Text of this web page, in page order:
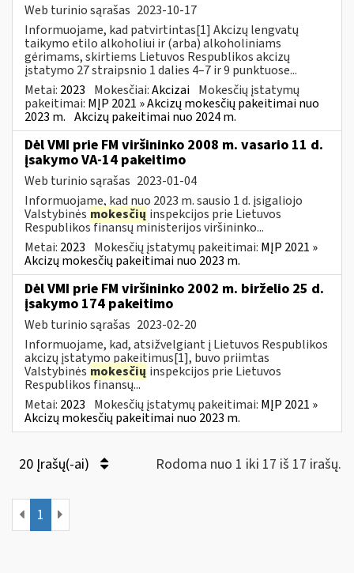
Web turinio sąrašas 2023-10-17
Informuojame, kad patvirtintas[1] Akcizų lengvatų
taikymo etilo alkoholiui ir (arba) alkoholiniams
gėrimams, skirtiems Lietuvos Respublikos akcizų
įstatymo 27 straipsnio 1 dalies 4–7 ir 9 punktuose...
Metai: 2023 Mokesčiai:Akcizai Mokesčių įstatymų
pakeitimai: MĮP 2021 » Akcizų mokesčių pakeitimai nuo
2023 m. Akcizų pakeitimai nuo 2024 m.
Dėl VMI prie FM viršininko 2008 m. vasario 11 d.
įsakymo VA-14 pakeitimo
Web turinio sąrašas 2023-01-04
Informuojame, kad nuo 2023 m. sausio 1 d. įsigaliojo
Valstybinės mokesčių inspekcijos prie Lietuvos
Respublikos finansų ministerijos viršininko...
Metai: 2023 Mokesčių įstatymų pakeitimai: MĮP 2021 »
Akcizų mokesčių pakeitimai nuo 2023 m.
Dėl VMI prie FM viršininko 2002 m. birželio 25 d.
įsakymo 174 pakeitimo
Web turinio sąrašas 2023-02-20
Informuojame, kad, atsižvelgiant į Lietuvos Respublikos
akcizų įstatymo pakeitimus[1], buvo priimtas
Valstybinės mokesčių inspekcijos prie Lietuvos
Respublikos finansų...
Metai: 2023 Mokesčių įstatymų pakeitimai: MĮP 2021 »
Akcizų mokesčių pakeitimai nuo 2023 m.
20 Įrašų(-ai) Rodoma nuo 1 iki 17 iš 17 irašų.
1